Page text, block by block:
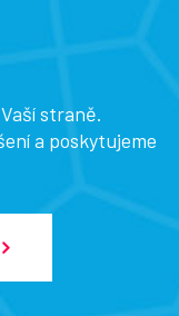
straně.
a poskytujeme